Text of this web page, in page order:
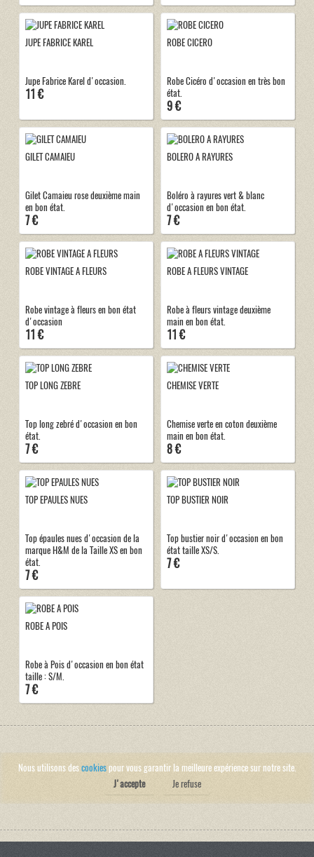
JUPE FABRICE KAREL
Jupe Fabrice Karel d'occasion.
11 €
ROBE CICERO
Robe Cicéro d'occasion en très bon
état.
9 €
GILET CAMAIEU
Gilet Camaieu rose deuxième main
en bon état.
7 €
BOLERO A RAYURES
Boléro à rayures vert & blanc
d'occasion en bon état.
7 €
ROBE VINTAGE A FLEURS
Robe vintage à fleurs en bon état
d'occasion
11 €
ROBE A FLEURS VINTAGE
Robe à fleurs vintage deuxième
main en bon état.
11 €
TOP LONG ZEBRE
Top long zebré d'occasion en bon
état.
7 €
CHEMISE VERTE
Chemise verte en coton deuxième
main en bon état.
8 €
TOP EPAULES NUES
Top épaules nues d'occasion de la
marque H&M de la Taille XS en bon
état.
7 €
TOP BUSTIER NOIR
Top bustier noir d'occasion en bon
état taille XS/S.
7 €
ROBE A POIS
Robe à Pois d'occasion en bon état
taille : S/M.
7 €
Nous utilisons descookiespour vous garantir la meilleure expérience sur notre site.
J'accepte
Je refuse